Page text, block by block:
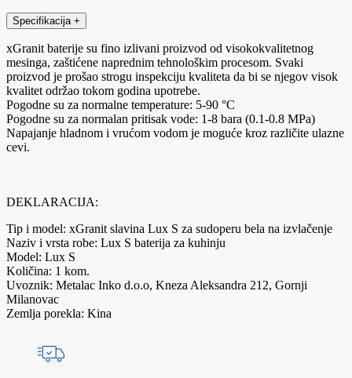
Specifikacija +
xGranit baterije su fino izlivani proizvod od visokokvalitetnog
mesinga, zaštićene naprednim tehnološkim procesom. Svaki
proizvod je prošao strogu inspekciju kvaliteta da bi se njegov visok
kvalitet održao tokom godina upotrebe.
Pogodne su za normalne temperature: 5-90 °C
Pogodne su za normalan pritisak vode: 1-8 bara (0.1-0.8 MPa)
Napajanje hladnom i vrućom vodom je moguće kroz različite ulazne
cevi.
DEKLARACIJA:
Tip i model: xGranit slavina Lux S za sudoperu bela na izvlačenje
Naziv i vrsta robe: Lux S baterija za kuhinju
Model: Lux S
Količina: 1 kom.
Uvoznik: Metalac Inko d.o.o, Kneza Aleksandra 212, Gornji
Milanovac
Zemlja porekla: Kina